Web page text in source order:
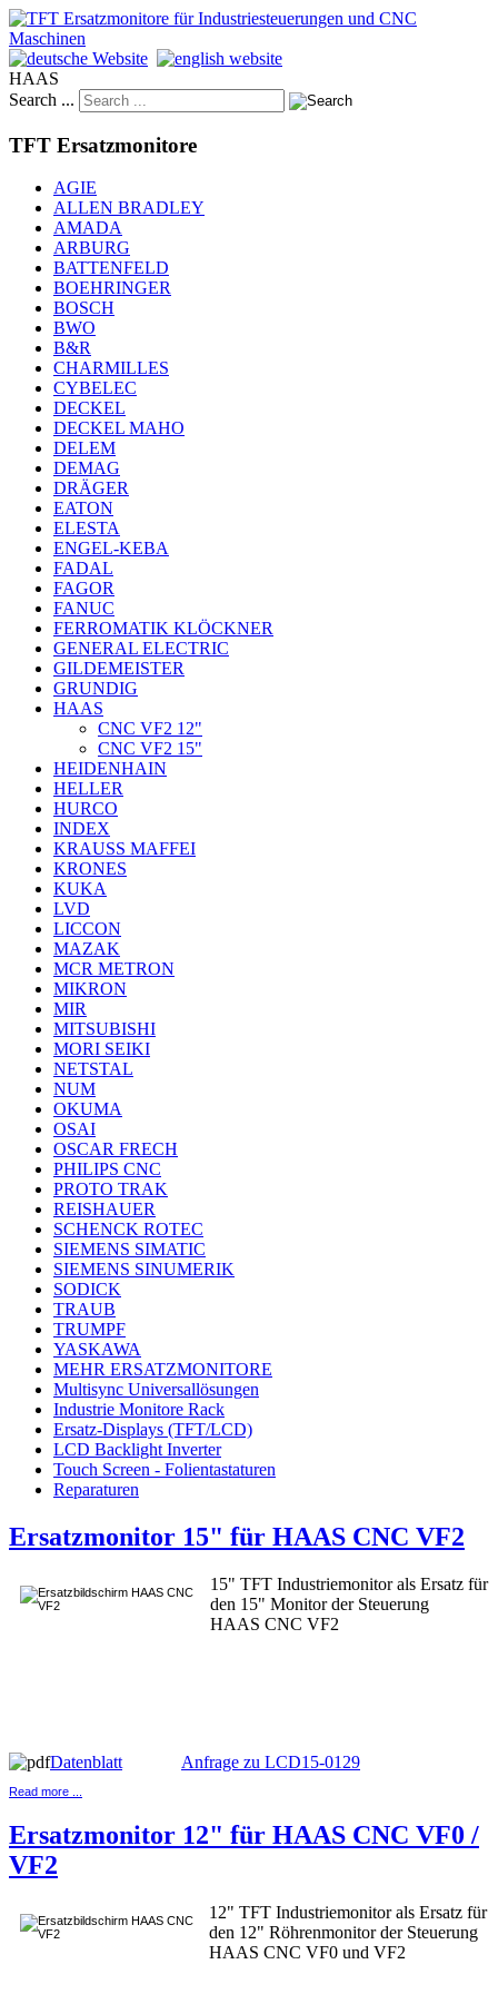
HAAS
Search ...
TFT Ersatzmonitore
AGIE
ALLEN BRADLEY
AMADA
ARBURG
BATTENFELD
BOEHRINGER
BOSCH
BWO
B&R
CHARMILLES
CYBELEC
DECKEL
DECKEL MAHO
DELEM
DEMAG
DRÄGER
EATON
ELESTA
ENGEL-KEBA
FADAL
FAGOR
FANUC
FERROMATIK KLÖCKNER
GENERAL ELECTRIC
GILDEMEISTER
GRUNDIG
HAAS
CNC VF2 12"
CNC VF2 15"
HEIDENHAIN
HELLER
HURCO
INDEX
KRAUSS MAFFEI
KRONES
KUKA
LVD
LICCON
MAZAK
MCR METRON
MIKRON
MIR
MITSUBISHI
MORI SEIKI
NETSTAL
NUM
OKUMA
OSAI
OSCAR FRECH
PHILIPS CNC
PROTO TRAK
REISHAUER
SCHENCK ROTEC
SIEMENS SIMATIC
SIEMENS SINUMERIK
SODICK
TRAUB
TRUMPF
YASKAWA
MEHR ERSATZMONITORE
Multisync Universallösungen
Industrie Monitore Rack
Ersatz-Displays (TFT/LCD)
LCD Backlight Inverter
Touch Screen - Folientastaturen
Reparaturen
Ersatzmonitor 15" für HAAS CNC VF2
15" TFT Industriemonitor als Ersatz für
den 15" Monitor der Steuerung
HAAS CNC VF2
Datenblatt Anfrage zu LCD15-0129
Read more ...
Ersatzmonitor 12" für HAAS CNC VF0 /
VF2
12" TFT Industriemonitor als Ersatz für
den 12" Röhrenmonitor der Steuerung
HAAS CNC VF0 und VF2